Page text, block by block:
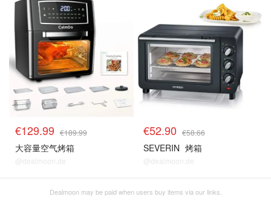
烤箱
€129.99 €189.99
大容量空气烤箱
@dealmoon.de
€52.90 €58.66
SEVERIN 烤箱
@dealmoon.de
Dealmoon may be paid when users buy items via our links.